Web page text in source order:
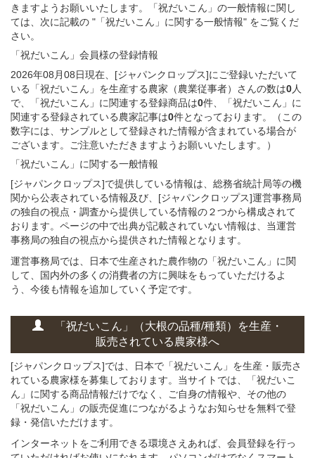
きますようお願いいたします。「祝だいこん」の一般情報に関し
ては、次に記載の "「祝だいこん」に関する一般情報" をご覧くだ
さい。
「祝だいこん」会員様の登録情報
2026年08月08日現在、[ジャパンクロップス]にご登録いただいて
いる「祝だいこん」を生産する農家（農業従事者）さんの数は0人
で、「祝だいこん」に関連する登録商品は0件、「祝だいこん」に
関連する登録されている農家記事は0件となっております。（この
数字には、サンプルとして登録された情報が含まれている場合が
ございます。ご注意いただきますようお願いいたします。）
「祝だいこん」に関する一般情報
[ジャパンクロップス]で提供している情報は、総務省統計局等の機
関から公表されている情報及び、[ジャパンクロップス]運営事務局
の独自の視点・調査から提供している情報の２つから構成されて
おります。ページの中で出典が記載されていない情報は、当運営
事務局の独自の視点から提供された情報となります。
運営事務局では、日本で生産された農作物の「祝だいこん」に関
して、国内外の多くの消費者の方に興味をもっていただけるよ
う、今後も情報を追加していく予定です。
「祝だいこん」 （大根の品種/種類） を生産・
販売されている農家様へ
[ジャパンクロップス]では、日本で「祝だいこん」を生産・販売さ
れている農家様を募集しております。当サイトでは、「祝だいこ
ん」に関する商品情報だけでなく、ご自身の情報や、その他の
「祝だいこん」の販売促進につながるようなお知らせを無料で登
録・発信いただけます。
インターネットをご利用できる環境さえあれば、会員登録を行っ